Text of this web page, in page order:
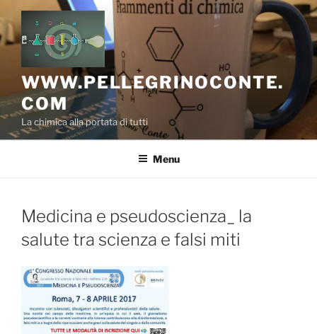
Salta
al
contenuto
WWW.PELLEGRINOCONTE.
COM
La chimica alla portata di tutti
Menu
Medicina e pseudoscienza_ la
salute tra scienza e falsi miti